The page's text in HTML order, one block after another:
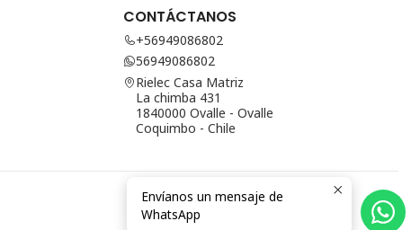
CONTÁCTANOS
+56949086802
56949086802
Rielec Casa Matriz
La chimba 431
1840000 Ovalle - Ovalle
Coquimbo - Chile
Envíanos un mensaje de
WhatsApp